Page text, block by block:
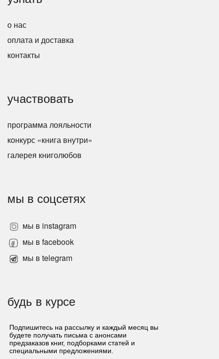
о нас
оплата и доставка
контакты
участвовать
программа лояльности
конкурс «книга внутри»
галерея книголюбов
мы в соцсетях
мы в instagram
мы в facebook
мы в telegram
будь в курсе
Подпишитесь на рассылку и каждый месяц вы
будете получать письма с анонсами
предзаказов книг, подборками статей и
специальными предложениями.